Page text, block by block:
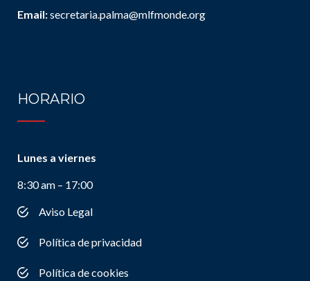
Email:secretaria.palma@mlfmonde.org
HORARIO
Lunes a viernes
8:30 am – 17:00
Aviso Legal
Política de privacidad
Política de cookies